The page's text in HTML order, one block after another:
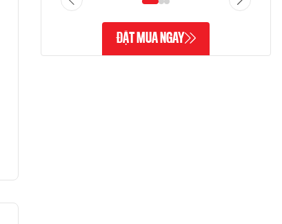
ĐẶT MUA NGAY